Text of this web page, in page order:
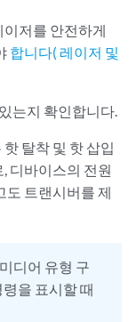
저를 안전하게
합니다( 레이저 및
는지 확인합니다.
탈착 및 핫 삽입
디바이스의 전원
도 트랜시버를 제
디어 유형 구
을 표시할 때